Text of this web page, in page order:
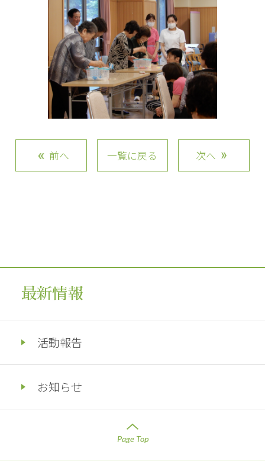
前へ 一覧に戻る 次へ
最新情報
活動報告
お知らせ
Page Top